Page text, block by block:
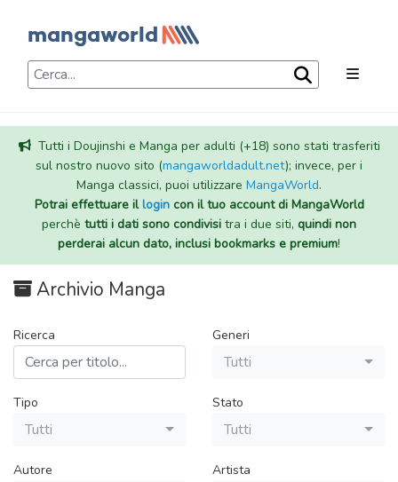
Tutti i Doujinshi e Manga per adulti (+18) sono stati trasferiti
sul nostro nuovo sito (mangaworldadult.net); invece, per i
Manga classici, puoi utilizzare MangaWorld.
Potrai effettuare illogincon il tuo account di MangaWorld
perchè tutti i dati sono condivisi tra i due siti, quindi non
perderai alcun dato, inclusi bookmarks e premium!
Archivio Manga
Ricerca Generi
Tutti
Tipo
Tutti
Stato
Tutti
Autore Artista